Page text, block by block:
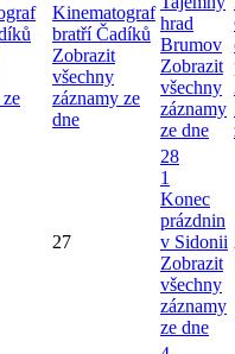
Kinematograf
bratří Čadíků
Zobrazit
všechny
záznamy ze
dne
hrad
Brumov
Zobrazit
všechny
záznamy
ze dne
27
28
1
Konec
prázdnin
v Sidonii
Zobrazit
všechny
záznamy
ze dne